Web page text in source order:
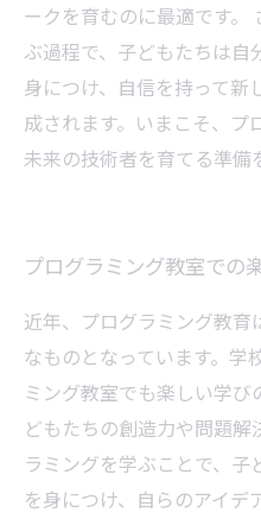
ークを育むのに最適です。
ぶ過程で、子どもたちは自
身につけ、自信を持って
成されます。いまこそ、プ
未来の技術者を育てる準備
プログラミング教室での
近年、プログラミング教
なものとなっています。学
ミング教室でも楽しい学
どもたちの創造力や問題
ラミングを学ぶことで、
を身につけ、自らのアイデ